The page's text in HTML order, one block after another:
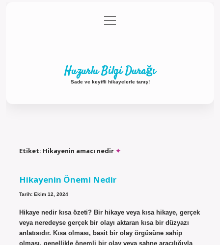
Gizlilik Politikası
menüyü
aç
Huzurlu Bilgi Durağı
Sade ve keyifli hikayelerle tanış!
Etiket: Hikayenin amacı nedir
Hikayenin Önemi Nedir
Tarih: Ekim 12, 2024
Hikaye nedir kısa özeti? Bir hikaye veya kısa hikaye, gerçek
veya neredeyse gerçek bir olayı aktaran kısa bir düzyazı
anlatısıdır. Kısa olması, basit bir olay örgüsüne sahip
olması, genellikle önemli bir olay veya sahne aracılığıyla